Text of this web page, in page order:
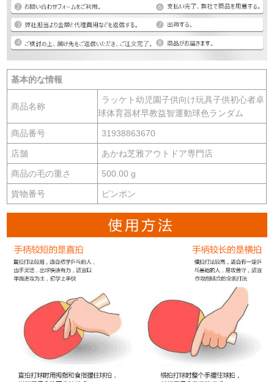
基本的な情報
商品名称
ラッケト幼児園子供向け玩具子供初心者卓
球体育器材早教益智運動球色ランダム
商品番号 31938863670
店舗 あかね芝雅アウトドア専門店
商品の毛の重さ 500.00 g
貨物番号 ピンポン